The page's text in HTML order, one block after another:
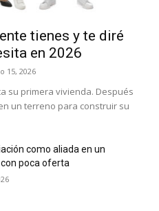
tienes y te diré
en 2026
15, 2026
su primera vivienda. Después
un terreno para construir su
como aliada en un
poca oferta